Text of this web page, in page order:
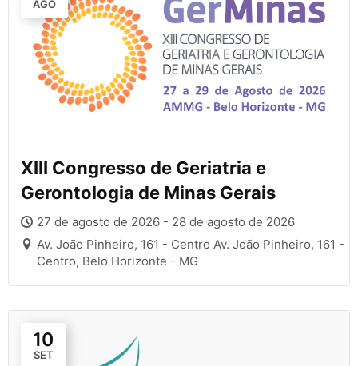
AGO
XIII Congresso de Geriatria e
Gerontologia de Minas Gerais
27 de agosto de 2026 - 28 de agosto de 2026
Av. João Pinheiro, 161 - Centro Av. João Pinheiro, 161 -
Centro, Belo Horizonte - MG
10
SET